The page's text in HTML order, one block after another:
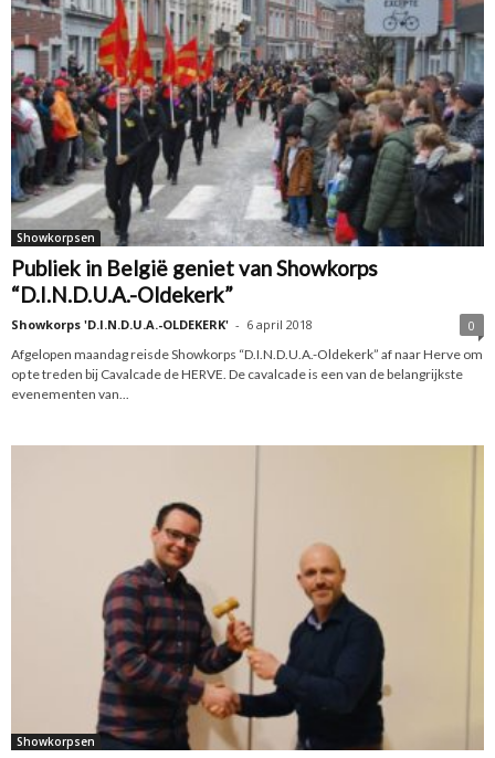
Showkorpsen
Publiek in België geniet van Showkorps
“D.I.N.D.U.A.-Oldekerk”
Showkorps 'D.I.N.D.U.A.-OLDEKERK' - 6 april 2018
0
Afgelopen maandag reisde Showkorps “D.I.N.D.U.A.-Oldekerk” af naar Herve om
op te treden bij Cavalcade de HERVE. De cavalcade is een van de belangrijkste
evenementen van...
Showkorpsen